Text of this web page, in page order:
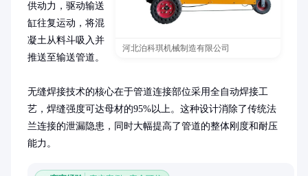
河北泊科琪机械制造有限公司
供动力，驱动输送
缸往复运动，将混
凝土从料斗吸入并
推送至输送管道。
无缝焊接技术的核心在于管道连接部位采用全自动焊接工
艺，焊缝强度可达母材的95%以上。这种设计消除了传统法
兰连接的泄漏隐患，同时大幅提高了管道的整体刚度和耐压
能力。